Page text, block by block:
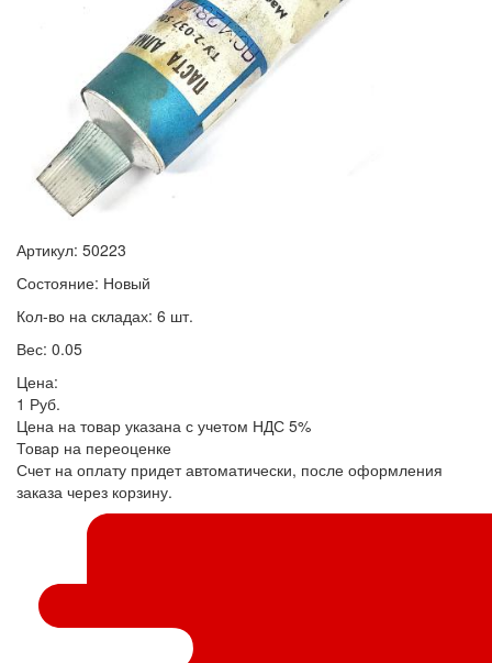
Артикул: 50223
Состояние: Новый
Кол-во на складах: 6 шт.
Вес: 0.05
Цена:
1 Руб.
Цена на товар указана с учетом НДС 5%
Товар на переоценке
Счет на оплату придет автоматически, после оформления
заказа через корзину.